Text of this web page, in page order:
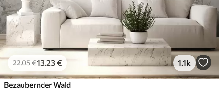
22.05€13.23€ 1.1k
Bezaubernder Wald